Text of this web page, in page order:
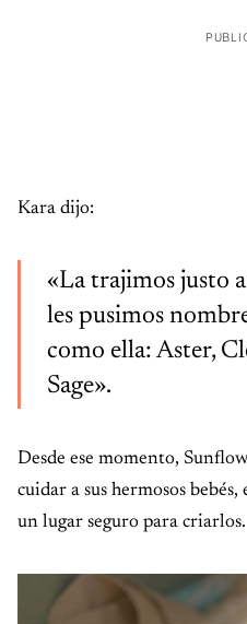
Kara dijo:
«La trajimos justo
les pusimos
como ella: Aster,
Sage».
Desde ese momento,
cuidar a sus hermosos
un lugar seguro para criarlos.